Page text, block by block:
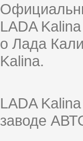
LADA
о Лада
Kalina.
LADA
заводе